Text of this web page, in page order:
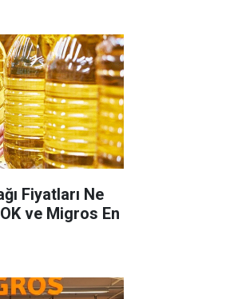
Fiyatları Ne
ve Migros En